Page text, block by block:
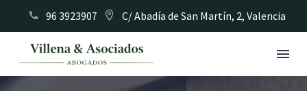
96 3923907 C/ Abadía de San Martín, 2, Valencia